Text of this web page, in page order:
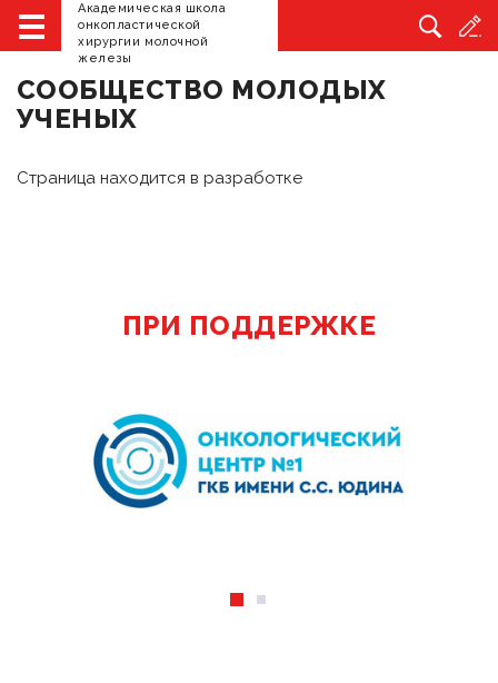
Академическая школа
онкопластической
хирургии молочной
железы
Главная Сообщество молодых ученых
СООБЩЕСТВО МОЛОДЫХ
УЧЕНЫХ
Страница находится в разработке
ПРИ ПОДДЕРЖКЕ